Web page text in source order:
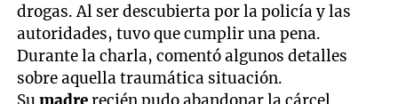
drogas. Al ser descubierta por la policía y las
autoridades, tuvo que cumplir una pena.
Durante la charla, comentó algunos detalles
sobre aquella traumática situación.